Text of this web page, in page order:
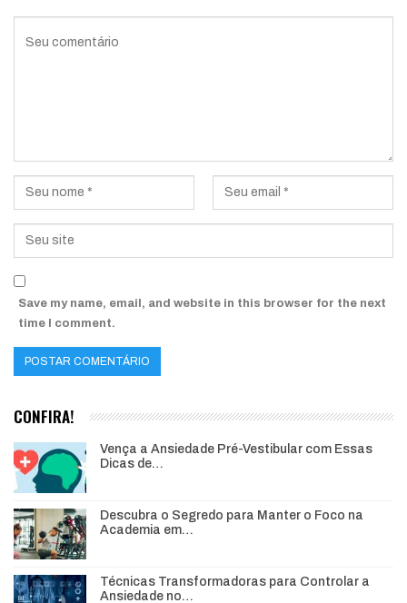
Save my name, email, and website in this browser for the next
time I comment.
CONFIRA!
Vença a Ansiedade Pré-Vestibular com Essas
Dicas de…
Descubra o Segredo para Manter o Foco na
Academia em…
Técnicas Transformadoras para Controlar a
Ansiedade no…